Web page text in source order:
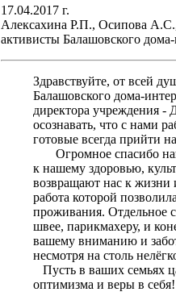
17.04.2017 г.
Алексахина Р.П., Осипова
активисты Балашовского дома-
Здравствуйте, от всей
Балашовского дома-
директора учреждения -
осознавать, что с нами
готовые всегда прийти
Огромное спасибо
к нашему здоровью,
возвращают нас к жизни
работа которой
проживания. Отдельное
швее, парикмахеру, и
вашему вниманию и
несмотря на столь
Пусть в ваших семьях
оптимизма и веры в себя!